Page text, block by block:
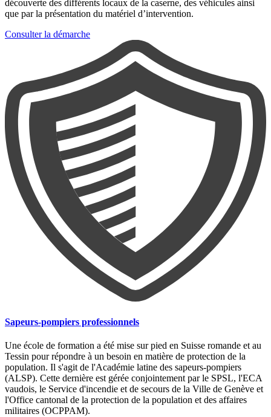
découverte des différents locaux de la caserne, des véhicules ainsi
que par la présentation du matériel d’intervention.
Consulter la démarche
Sapeurs-pompiers professionnels
Une école de formation a été mise sur pied en Suisse romande et au
Tessin pour répondre à un besoin en matière de protection de la
population. Il s'agit de l'Académie latine des sapeurs-pompiers
(ALSP). Cette dernière est gérée conjointement par le SPSL, l'ECA
vaudois, le Service d'incendie et de secours de la Ville de Genève et
l'Office cantonal de la protection de la population et des affaires
militaires (OCPPAM).